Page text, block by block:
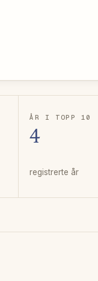
ÅR I TOPP 10
4
registrerte år